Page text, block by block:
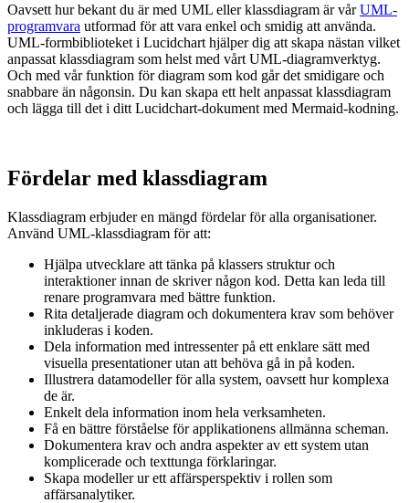
Oavsett hur bekant du är med UML eller klassdiagram är vårUML-
programvara utformad för att vara enkel och smidig att använda.
UML-formbiblioteket i Lucidchart hjälper dig att skapa nästan vilket
anpassat klassdiagram som helst med vårt UML-diagramverktyg.
Och med vår funktion för diagram som kod går det smidigare och
snabbare än någonsin. Du kan skapa ett helt anpassat klassdiagram
och lägga till det i ditt Lucidchart-dokument med Mermaid-kodning.
Fördelar med klassdiagram
Klassdiagram erbjuder en mängd fördelar för alla organisationer.
Använd UML-klassdiagram för att:
Hjälpa utvecklare att tänka på klassers struktur och
interaktioner innan de skriver någon kod. Detta kan leda till
renare programvara med bättre funktion.
Rita detaljerade diagram och dokumentera krav som behöver
inkluderas i koden.
Dela information med intressenter på ett enklare sätt med
visuella presentationer utan att behöva gå in på koden.
Illustrera datamodeller för alla system, oavsett hur komplexa
de är.
Enkelt dela information inom hela verksamheten.
Få en bättre förståelse för applikationens allmänna scheman.
Dokumentera krav och andra aspekter av ett system utan
komplicerade och texttunga förklaringar.
Skapa modeller ur ett affärsperspektiv i rollen som
affärsanalytiker.